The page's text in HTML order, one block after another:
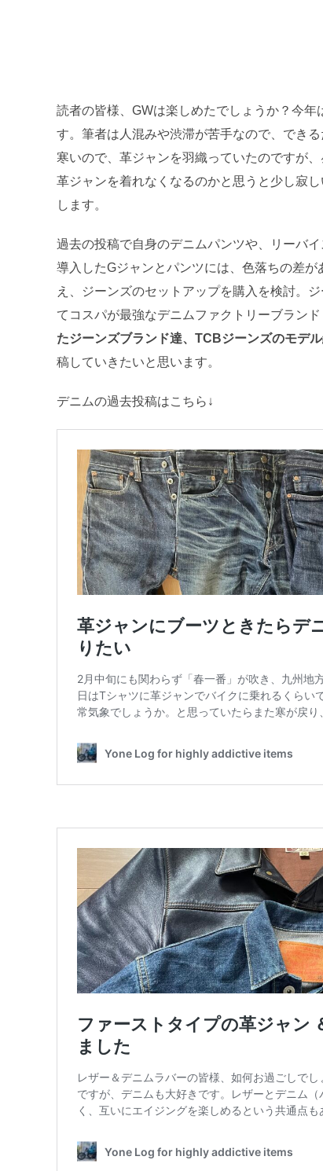
読者の皆様、GWは楽しめたでしょうか？今
す。筆者は人混みや渋滞が苦手なので、でき
寒いので、革ジャンを羽織っていたのですが
革ジャンを着れなくなるのかと思うと少し寂
します。
過去の投稿で自身のデニムパンツや、リーバ
導入したGジャンとパンツには、色落ちの差
え、ジーンズのセットアップを購入を検討。
てコスパが最強なデニムファクトリーブランド
たジーンズブランド達、TCBジーンズのモデ
稿していきたいと思います。
デニムの過去投稿はこちら↓